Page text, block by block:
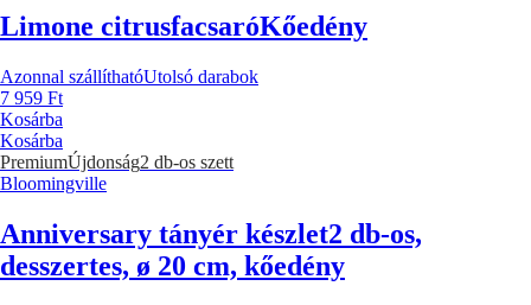
Limone citrusfacsaróKőedény
Azonnal szállíthatóUtolsó darabok
7 959 Ft
Kosárba
Kosárba
PremiumÚjdonság2 db-os szett
Bloomingville
Anniversary tányér készlet2 db-os,
desszertes, ø 20 cm, kőedény